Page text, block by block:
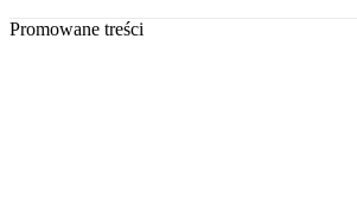
Promowane treści